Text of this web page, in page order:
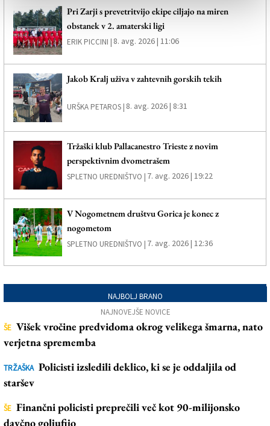
Pri Zarji s prevetritvijo ekipe ciljajo na miren
obstanek v 2. amaterski ligi
ERIK PICCINI | 8. avg. 2026 | 11:06
Jakob Kralj uživa v zahtevnih gorskih tekih
URŠKA PETAROS | 8. avg. 2026 | 8:31
Tržaški klub Pallacanestro Trieste z novim
perspektivnim dvometrašem
SPLETNO UREDNIŠTVO | 7. avg. 2026 | 19:22
V Nogometnem društvu Gorica je konec z
nogometom
SPLETNO UREDNIŠTVO | 7. avg. 2026 | 12:36
NAJBOLJ BRANO
NAJNOVEJŠE NOVICE
ŠE Višek vročine predvidoma okrog velikega šmarna, nato
verjetna sprememba
TRŽAŠKA Policisti izsledili deklico, ki se je oddaljila od
staršev
ŠE Finančni policisti preprečili več kot 90-milijonsko
davčno goljufijo